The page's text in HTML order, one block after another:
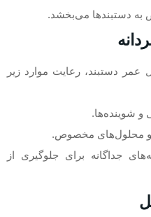
به دستبندها می‌بخشد.
دستبند، رعایت موارد زیر
و شوینده‌ها.
و محلول‌های مخصوص.
جداگانه برای جلوگیری از